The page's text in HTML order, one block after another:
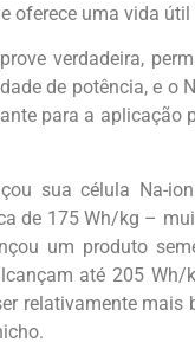
oferece uma vida
verdadeira,
de potência, e o
para a aplicação
sua célula Na-
de 175 Wh/kg –
um produto
até 205
relativamente